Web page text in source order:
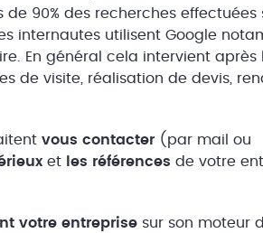
de 90% des recherches effectuées
internautes utilisent Google
En général cela intervient après
de visite, réalisation de devis,
vous contacter (par mail ou
et les références de votre
votre entreprise sur son moteur